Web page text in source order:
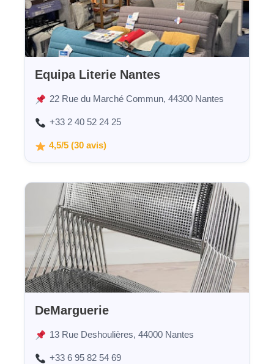
Equipa Literie Nantes
22 Rue du Marché Commun, 44300 Nantes
+33 2 40 52 24 25
4,5/5 (30 avis)
DeMarguerie
13 Rue Deshoulières, 44000 Nantes
+33 6 95 82 54 69